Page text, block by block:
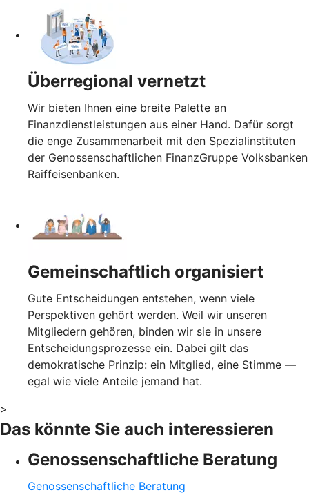
Überregional vernetzt
Wir bieten Ihnen eine breite Palette an
Finanzdienstleistungen aus einer Hand. Dafür sorgt
die enge Zusammenarbeit mit den Spezialinstituten
der Genossenschaftlichen FinanzGruppe Volksbanken
Raiffeisenbanken.
Gemeinschaftlich organisiert
Gute Entscheidungen entstehen, wenn viele
Perspektiven gehört werden. Weil wir unseren
Mitgliedern gehören, binden wir sie in unsere
Entscheidungsprozesse ein. Dabei gilt das
demokratische Prinzip: ein Mitglied, eine Stimme —
egal wie viele Anteile jemand hat.
>
Das könnte Sie auch interessieren
Genossenschaftliche Beratung
Genossenschaftliche Beratung